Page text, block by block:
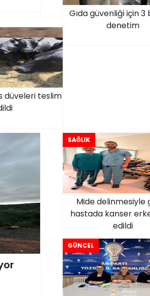
Gıda güvenliği için 3
denetim
düveleri teslim
SAĞLIK
Mide delinmesiyle
hastada kanser
edildi
GÜNCEL